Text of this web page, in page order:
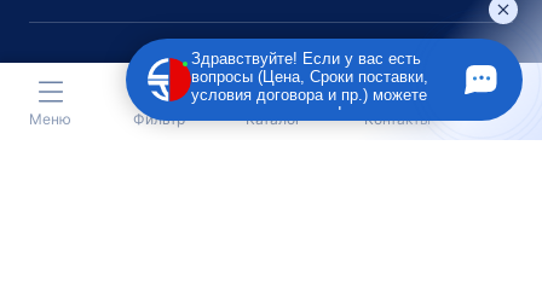
Материалы данного сайта являются публичной офертой
только на услугу сопровождения Агентом приобретения
транспортного средства Клиентом.
Меню Фильтр Каталог Контакты
Здравствуйте! Если у вас есть
вопросы (Цена, Сроки поставки,
условия договора и пр.) можете
задать их мне в чат!